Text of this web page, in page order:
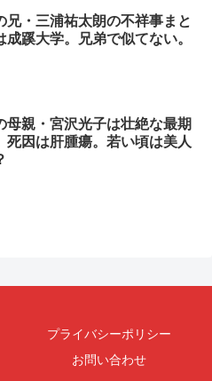
兄・三浦祐太朗の不祥事まと
成蹊大学。兄弟で似てない。
母親・宮沢光子は壮絶な最期
死因は肝腫瘍。若い頃は美人
プライバシーポリシー
お問い合わせ